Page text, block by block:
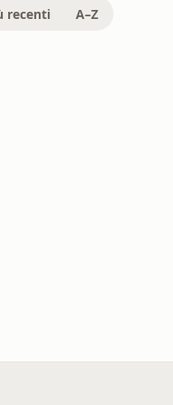
recenti A–Z